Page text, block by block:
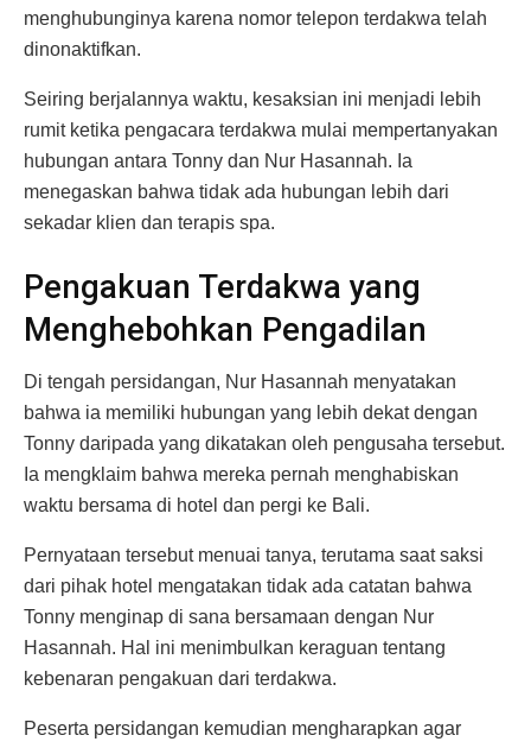
menghubunginya karena nomor telepon terdakwa telah
dinonaktifkan.
Seiring berjalannya waktu, kesaksian ini menjadi lebih
rumit ketika pengacara terdakwa mulai mempertanyakan
hubungan antara Tonny dan Nur Hasannah. Ia
menegaskan bahwa tidak ada hubungan lebih dari
sekadar klien dan terapis spa.
Pengakuan Terdakwa yang
Menghebohkan Pengadilan
Di tengah persidangan, Nur Hasannah menyatakan
bahwa ia memiliki hubungan yang lebih dekat dengan
Tonny daripada yang dikatakan oleh pengusaha tersebut.
Ia mengklaim bahwa mereka pernah menghabiskan
waktu bersama di hotel dan pergi ke Bali.
Pernyataan tersebut menuai tanya, terutama saat saksi
dari pihak hotel mengatakan tidak ada catatan bahwa
Tonny menginap di sana bersamaan dengan Nur
Hasannah. Hal ini menimbulkan keraguan tentang
kebenaran pengakuan dari terdakwa.
Peserta persidangan kemudian mengharapkan agar